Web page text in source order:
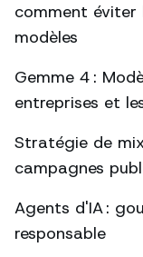
comment éviter
modèles
Gemme 4 :
entreprises et
Stratégie de
campagnes
Agents d'IA :
responsable